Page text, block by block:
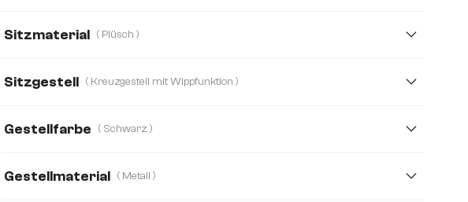
Sitzmaterial ( Plüsch )
Teddystoff Webstoff Soft
Sitzgestell ( Kreuzgestell mit Wippfunktion )
Gestellfarbe ( Schwarz )
Gestellmaterial ( Metall )